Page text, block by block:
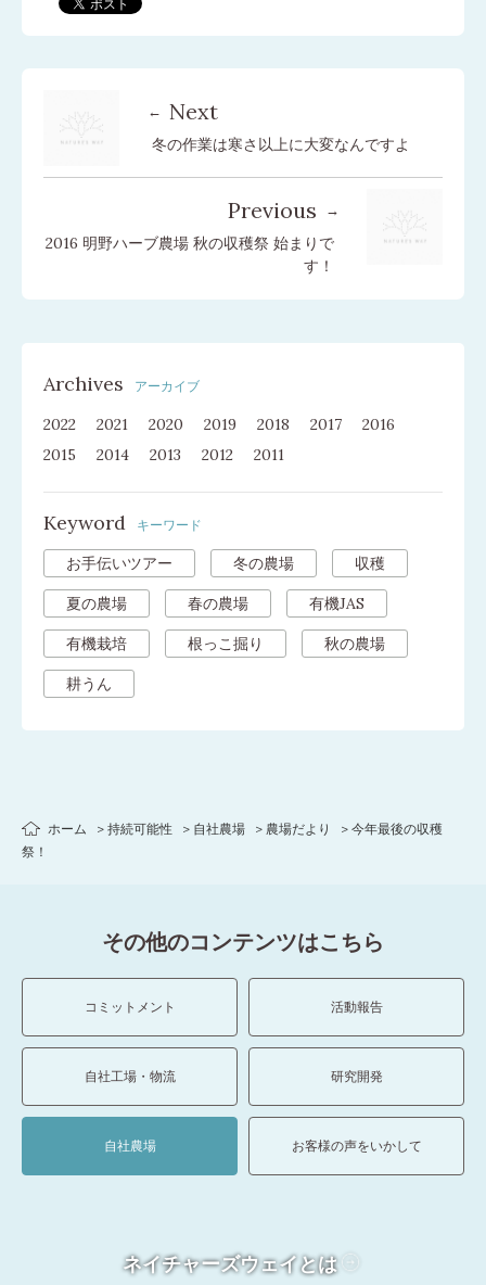
Next
冬の作業は寒さ以上に大変なんですよ
Previous
2016 明野ハーブ農場 秋の収穫祭 始まりで
す！
Archives アーカイブ
2022 2021 2020 2019 2018 2017
2016
2015
2014 2013 2012 2011
Keyword キーワード
お手伝いツアー 冬の農場 収穫
夏の農場 春の農場 有機JAS
有機栽培 根っこ掘り 秋の農場
耕うん
ホーム 持続可能性 自社農場 農場だより
今年最後の収穫
祭！
その他のコンテンツはこちら
コミットメント 活動報告
自社工場・物流 研究開発
自社農場 お客様の声をいかして
ネイチャーズウェイとは